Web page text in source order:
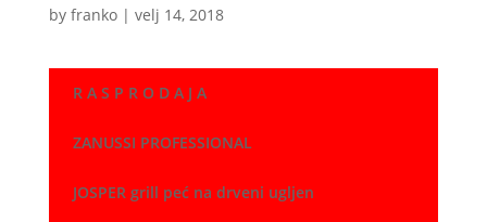
by franko| velj 14, 2018
R A S P R O D A J A
ZANUSSI PROFESSIONAL
JOSPER grill peć na drveni ugljen